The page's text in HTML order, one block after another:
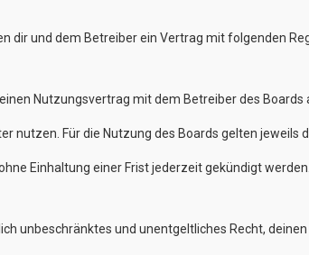
dir und dem Betreiber ein Vertrag mit folgenden
Nutzungsvertrag mit dem Betreiber des Boards
nutzen. Für die Nutzung des Boards gelten jeweils
Einhaltung einer Frist jederzeit gekündigt werden.
unbeschränktes und unentgeltliches Recht,